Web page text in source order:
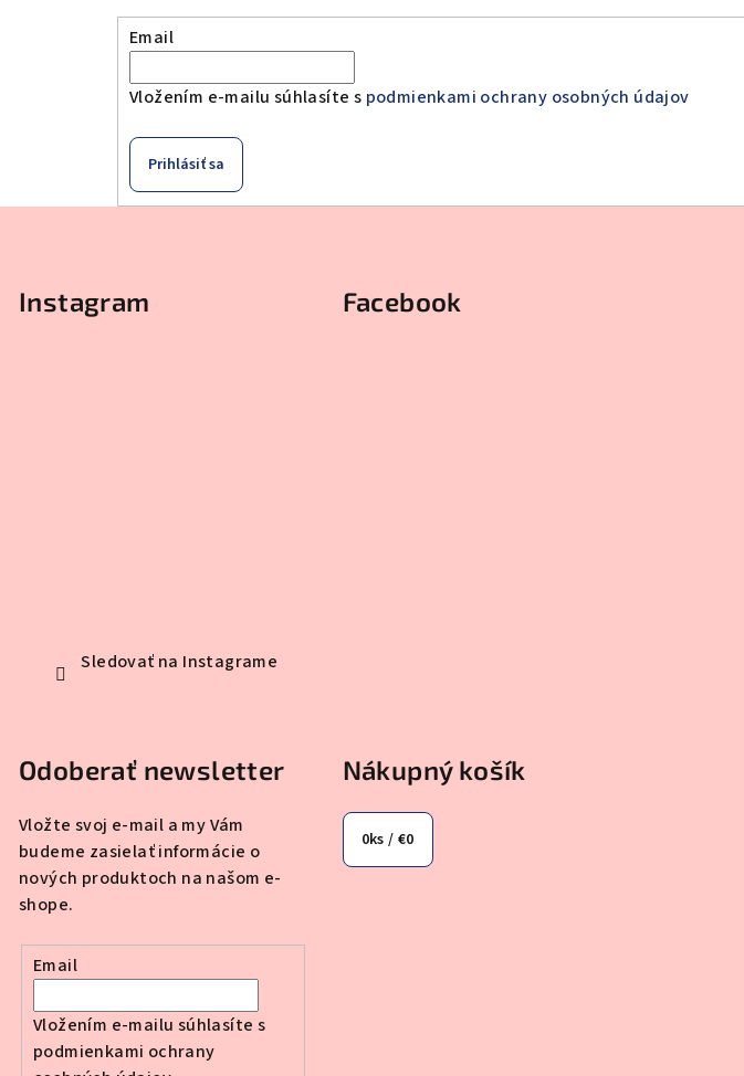
Email
Vložením e-mailu súhlasíte s podmienkami ochrany osobných údajov
Prihlásiť sa
Instagram
Sledovať na Instagrame
Facebook
Odoberať newsletter
Vložte svoj e-mail a my Vám
budeme zasielať informácie o
nových produktoch na našom e-
shope.
Email
Vložením e-mailu súhlasíte s
podmienkami ochrany
Nákupný košík
0ks / €0